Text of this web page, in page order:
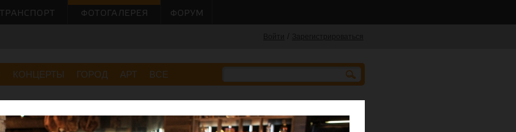
КОНЦЕРТЫ ГОРОД АРТ ВСЕ